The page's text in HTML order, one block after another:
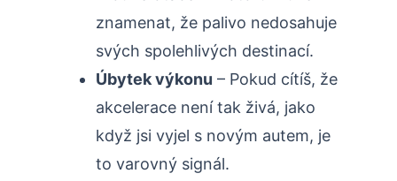
znamenat, že palivo nedosahuje
svých spolehlivých destinací.
Úbytek výkonu – Pokud cítíš, že
akcelerace není tak živá, jako
když jsi vyjel s novým autem, je
to varovný signál.